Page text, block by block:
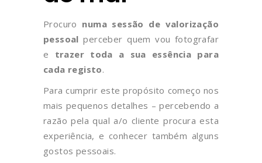
Procuro numa sessão de valorização
pessoal perceber quem vou fotografar
e trazer toda a sua essência para
cada registo.
Para cumprir este propósito começo nos
mais pequenos detalhes – percebendo a
razão pela qual a/o cliente procura esta
experiência, e conhecer também alguns
gostos pessoais.